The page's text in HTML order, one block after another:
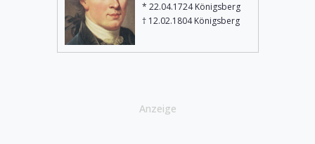
* 22.04.1724 Königsberg
† 12.02.1804 Königsberg
Anzeige